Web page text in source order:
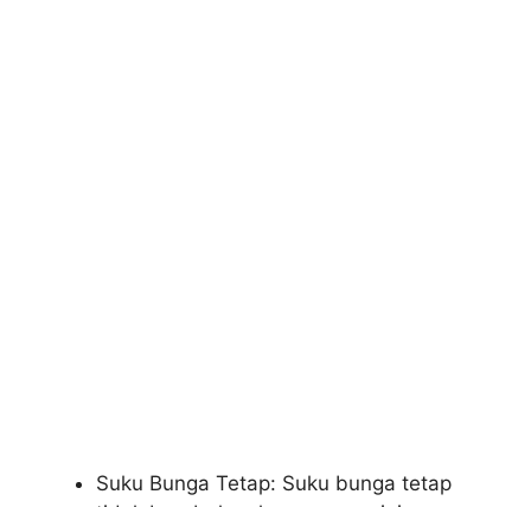
Suku Bunga Tetap: Suku bunga tetap